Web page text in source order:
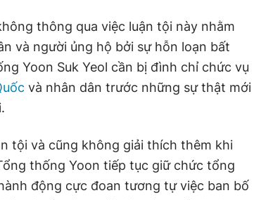
thông qua việc luận tội này nhằm
và người ủng hộ bởi sự hỗn loạn bất
Yoon Suk Yeol cần bị đình chỉ chức vụ
và nhân dân trước những sự thật mới
tội và cũng không giải thích thêm khi
thống Yoon tiếp tục giữ chức tổng
động cực đoan tương tự việc ban bố